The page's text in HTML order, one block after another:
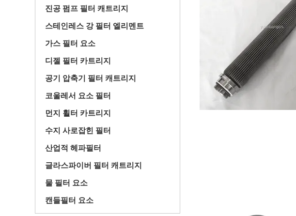
진공 펌프 필터 캐트리지
스테인레스 강 필터 엘리멘트
가스 필터 요소
디젤 필터 카트리지
공기 압축기 필터 캐트리지
코울레서 요소 필터
먼지 휠터 카트리지
수지 사로잡힌 필터
산업적 헤파필터
글라스파이버 필터 캐트리지
물 필터 요소
캔들필터 요소